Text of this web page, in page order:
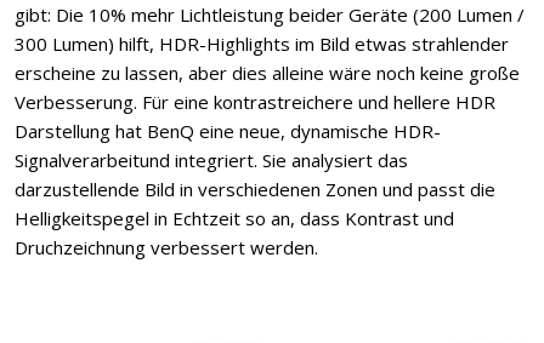
gibt: Die 10% mehr Lichtleistung beider Geräte (200 Lumen /
300 Lumen) hilft, HDR-Highlights im Bild etwas strahlender
erscheine zu lassen, aber dies alleine wäre noch keine große
Verbesserung. Für eine kontrastreichere und hellere HDR
Darstellung hat BenQ eine neue, dynamische HDR-
Signalverarbeitund integriert. Sie analysiert das
darzustellende Bild in verschiedenen Zonen und passt die
Helligkeitspegel in Echtzeit so an, dass Kontrast und
Druchzeichnung verbessert werden.